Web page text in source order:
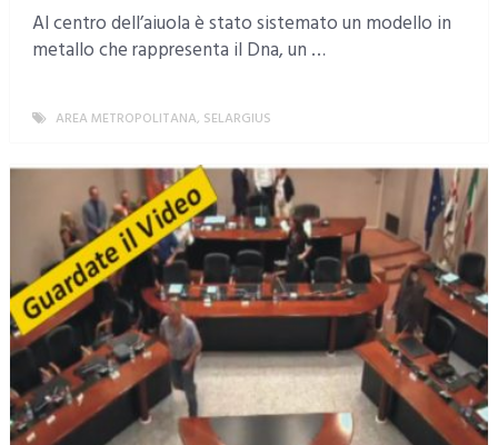
Al centro dell’aiuola è stato sistemato un modello in
metallo che rappresenta il Dna, un …
AREA METROPOLITANA, SELARGIUS